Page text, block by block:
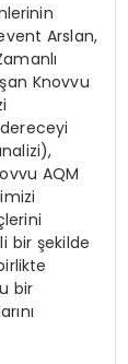
Arslan,
Knovvu
AQM
bir şekilde
bir